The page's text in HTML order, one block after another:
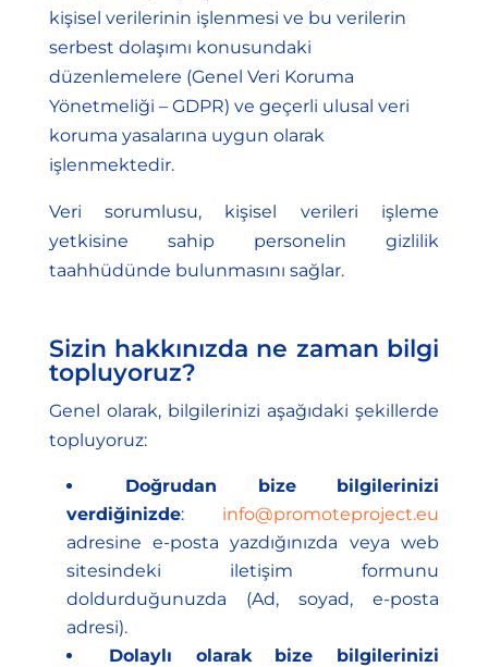
kişisel verilerinin işlenmesi ve bu verilerin
serbest dolaşımı konusundaki
düzenlemelere (Genel Veri Koruma
Yönetmeliği – GDPR) ve geçerli ulusal veri
koruma yasalarına uygun olarak
işlenmektedir.
Veri sorumlusu, kişisel verileri işleme
yetkisine sahip personelin gizlilik
taahhüdünde bulunmasını sağlar.
Sizin hakkınızda ne zaman bilgi
topluyoruz?
Genel olarak, bilgilerinizi aşağıdaki şekillerde
topluyoruz:
Doğrudan bize bilgilerinizi
verdiğinizde: info@promoteproject.eu
adresine e-posta yazdığınızda veya web
sitesindeki iletişim formunu
doldurduğunuzda (Ad, soyad, e-posta
adresi).
Dolaylı olarak bize bilgilerinizi